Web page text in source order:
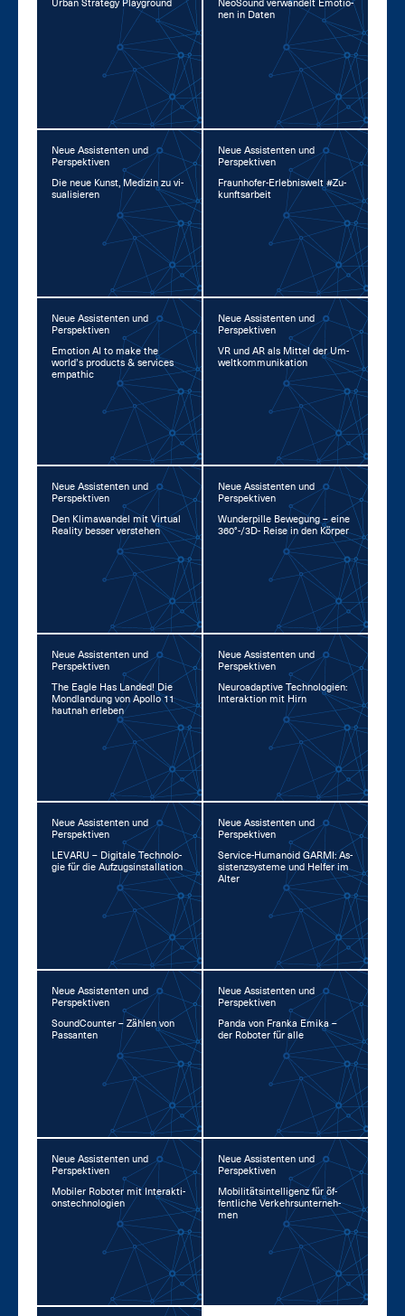
Ur­ban Stra­te­gy Play­ground
Neo­Sound ver­wan­delt Emo­tio­
nen in Da­ten
Neue Assistenten und
Perspektiven
Die neue Kunst, Me­di­zin zu vi­
sua­li­sie­ren
Neue Assistenten und
Perspektiven
Fraun­ho­fer-Er­leb­nis­welt #Zu­
kunfts­ar­beit
Neue Assistenten und
Perspektiven
Emo­ti­on AI to ma­ke the
world’s pro­ducts & ser­vices
em­pa­thic
Neue Assistenten und
Perspektiven
VR und AR als Mit­tel der Um­
welt­kom­mu­ni­ka­ti­on
Neue Assistenten und
Perspektiven
Den Kli­ma­wan­del mit Vir­tu­al
Rea­li­ty bes­ser ver­ste­hen
Neue Assistenten und
Perspektiven
Wun­der­pil­le Be­we­gung – ei­ne
360°-/3D- Rei­se in den Kör­per
Neue Assistenten und
Perspektiven
The Ea­gle Has Lan­ded! Die
Mond­lan­dung von Apol­lo 11
haut­nah er­le­ben
Neue Assistenten und
Perspektiven
Neu­road­ap­ti­ve Tech­no­lo­gi­en:
In­ter­ak­ti­on mit Hirn
Neue Assistenten und
Perspektiven
LE­VA­RU – Di­gi­ta­le Tech­no­lo­
gie für die Auf­zug­s­in­stal­la­ti­on
Neue Assistenten und
Perspektiven
Ser­vice-Hu­ma­no­id GAR­MI: As­
sis­tenz­sys­te­me und Hel­fer im
Al­ter
Neue Assistenten und
Perspektiven
Sound­Coun­ter – Zäh­len von
Pas­san­ten
Neue Assistenten und
Perspektiven
Pan­da von Fran­ka Emi­ka –
der Ro­bo­ter für al­le
Neue Assistenten und
Perspektiven
Mo­bi­ler Ro­bo­ter mit In­ter­ak­ti­
ons­tech­no­lo­gi­en
Neue Assistenten und
Perspektiven
Mo­bi­li­täts­in­tel­li­genz für öf­
fent­li­che Ver­kehrs­un­ter­neh­
men